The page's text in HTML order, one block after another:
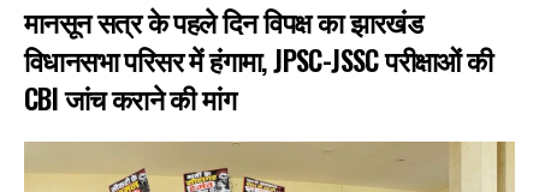
मानसून सत्र के पहले दिन विपक्ष का झारखंड
विधानसभा परिसर में हंगामा, JPSC-JSSC परीक्षाओं की
CBI जांच कराने की मांग